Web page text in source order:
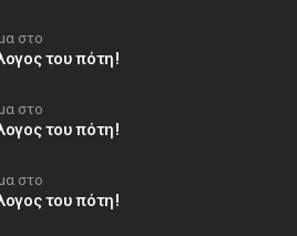
στο
του πότη!
στο
του πότη!
στο
του πότη!